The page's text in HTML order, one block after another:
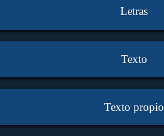
Letras
Texto
Texto propio